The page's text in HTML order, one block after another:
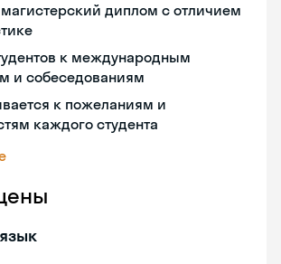
диплом с отличием
к международным
и собеседованиям
к пожеланиям и
каждого студента